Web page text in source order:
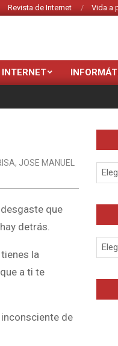
Revista de Internet Vida a
INTERNET
, JOSE MANUEL
que
detrás.
la
a ti te
de